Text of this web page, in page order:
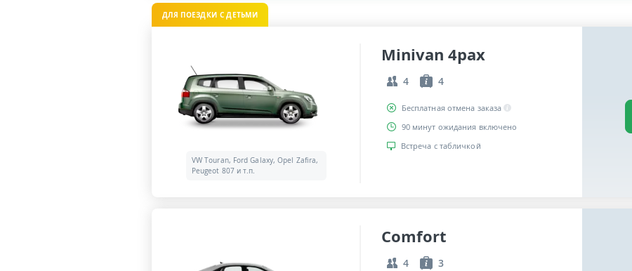
ДЛЯ ПОЕЗДКИ С ДЕТЬМИ
VW Touran, Ford Galaxy, Opel Zafira,
Peugeot 807 и т.п.
Minivan 4pax
4 4
Бесплатная отмена заказа
90 минут ожидания включено
Встреча с табличкой
Comfort
4 3